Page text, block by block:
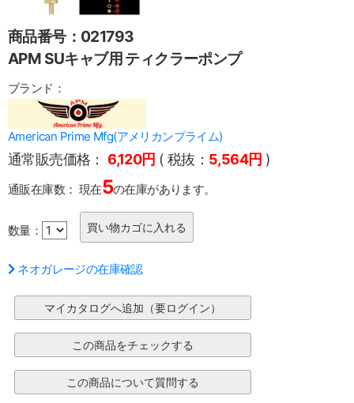
商品番号：021793
APM SUキャブ用 ティクラーポンプ
ブランド：
American Prime Mfg(アメリカンプライム)
通常販売価格： 6,120円 ( 税抜： 5,564円 )
通販在庫数： 現在5の在庫があります。
数量：
ネオガレージの在庫確認